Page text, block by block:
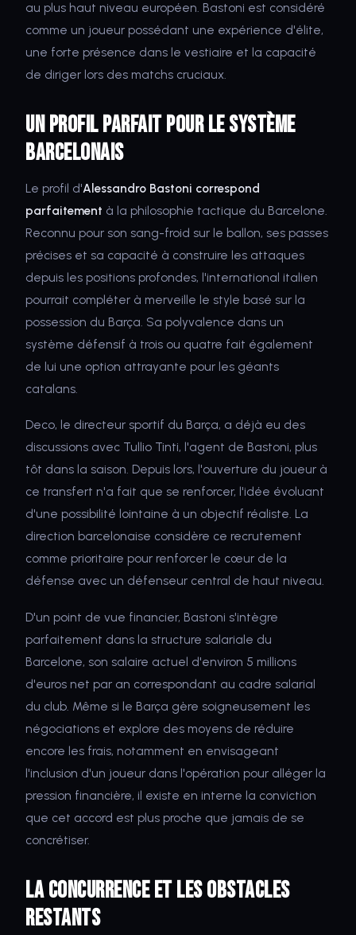
au plus haut niveau européen. Bastoni est considéré
comme un joueur possédant une expérience d'élite,
une forte présence dans le vestiaire et la capacité
de diriger lors des matchs cruciaux.
Un profil parfait pour le système
barcelonais
Le profil d'Alessandro Bastoni correspond
parfaitement à la philosophie tactique du Barcelone.
Reconnu pour son sang-froid sur le ballon, ses passes
précises et sa capacité à construire les attaques
depuis les positions profondes, l'international italien
pourrait compléter à merveille le style basé sur la
possession du Barça. Sa polyvalence dans un
système défensif à trois ou quatre fait également
de lui une option attrayante pour les géants
catalans.
Deco, le directeur sportif du Barça, a déjà eu des
discussions avec Tullio Tinti, l'agent de Bastoni, plus
tôt dans la saison. Depuis lors, l'ouverture du joueur à
ce transfert n'a fait que se renforcer, l'idée évoluant
d'une possibilité lointaine à un objectif réaliste. La
direction barcelonaise considère ce recrutement
comme prioritaire pour renforcer le cœur de la
défense avec un défenseur central de haut niveau.
D'un point de vue financier, Bastoni s'intègre
parfaitement dans la structure salariale du
Barcelone, son salaire actuel d'environ 5 millions
d'euros net par an correspondant au cadre salarial
du club. Même si le Barça gère soigneusement les
négociations et explore des moyens de réduire
encore les frais, notamment en envisageant
l'inclusion d'un joueur dans l'opération pour alléger la
pression financière, il existe en interne la conviction
que cet accord est plus proche que jamais de se
concrétiser.
La concurrence et les obstacles
restants